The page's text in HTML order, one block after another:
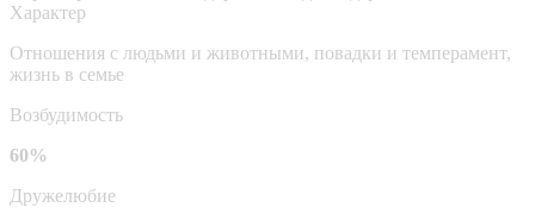
Характер
Отношения с людьми и животными, повадки и темперамент,
жизнь в семье
Возбудимость
60%
Дружелюбие